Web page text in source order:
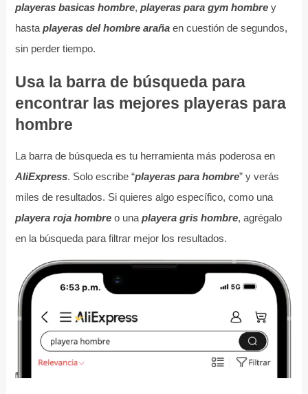
playeras basicas hombre, playeras para gym hombrey
hasta playeras del hombre arañaen cuestión de segundos,
sin perder tiempo.
Usa la barra de búsqueda para
encontrar las mejores playeras para
hombre
La barra de búsqueda es tu herramienta más poderosa en
AliExpress. Solo escribe “playeras para hombre” y verás
miles de resultados. Si quieres algo específico, como una
playera roja hombreo unaplayera gris hombre, agrégalo
en la búsqueda para filtrar mejor los resultados.